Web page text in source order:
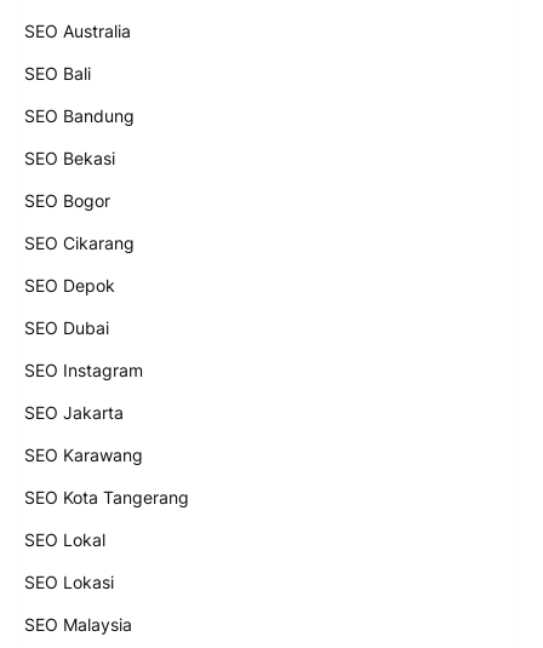
SEO Australia
SEO Bali
SEO Bandung
SEO Bekasi
SEO Bogor
SEO Cikarang
SEO Depok
SEO Dubai
SEO Instagram
SEO Jakarta
SEO Karawang
SEO Kota Tangerang
SEO Lokal
SEO Lokasi
SEO Malaysia